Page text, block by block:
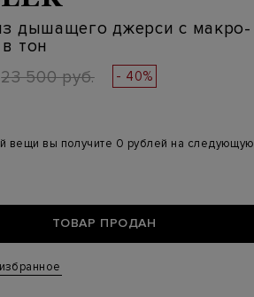
дышащего джерси с макро-
тон
23 500 руб. - 40%
вещи вы получите 0 рублей на следующую
ТОВАР ПРОДАН